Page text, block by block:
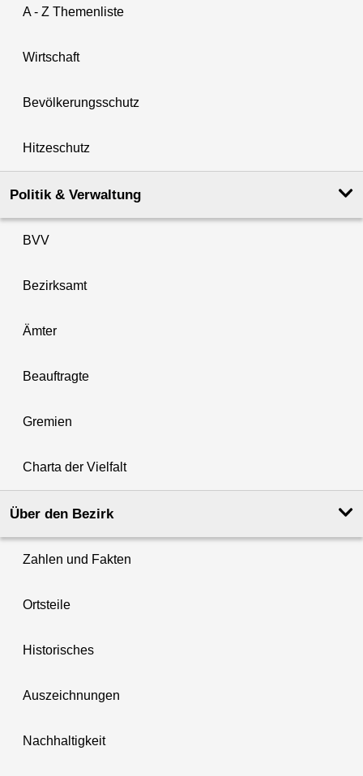
A - Z Themenliste
Wirtschaft
Bevölkerungsschutz
Hitzeschutz
Politik & Verwaltung
BVV
Bezirksamt
Ämter
Beauftragte
Gremien
Charta der Vielfalt
Über den Bezirk
Zahlen und Fakten
Ortsteile
Historisches
Auszeichnungen
Nachhaltigkeit